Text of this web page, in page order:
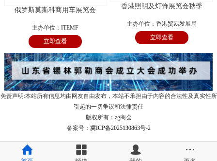
俄罗斯莫斯科商用车展览会
主办单位：ITEMF
立即查看
香港照明及灯饰展览会秋季
主办单位：香港贸易发展局
立即查看
免责声明:本站所有信息均由网友自由发布，本站不承担由于内容的合法性及真实性所
引起的一切争议和法律责任
版权所有：zg商会
备案号： 冀ICP备2025130863号-2